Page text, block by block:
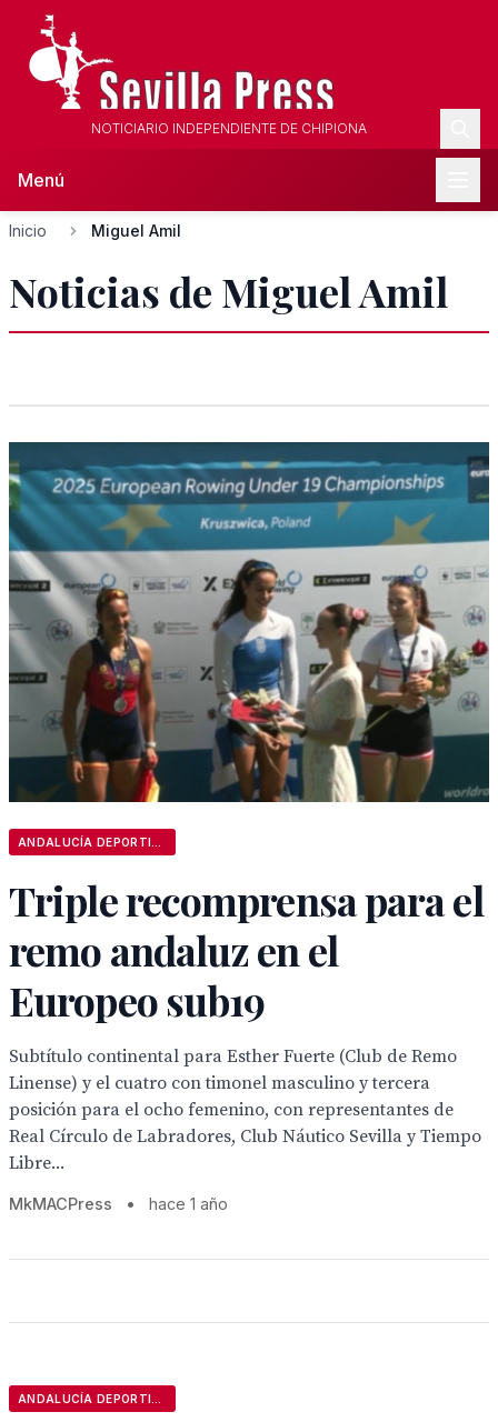
NOTICIARIO INDEPENDIENTE DE CHIPIONA
Menú
Inicio Miguel Amil
Noticias de Miguel Amil
Triple recomprensa para el
remo andaluz en el
Europeo sub19
Subtítulo continental para Esther Fuerte (Club de Remo
Linense) y el cuatro con timonel masculino y tercera
posición para el ocho femenino, con representantes de
Real Círculo de Labradores, Club Náutico Sevilla y Tiempo
Libre...
MkMACPress • hace 1 año